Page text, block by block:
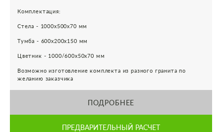
Комплектация:
Стела - 1000х500х70 мм
Тумба - 600х200х150 мм
Цветник - 1000/600х50х70 мм
Возможно изготовление комплекта из разного гранита по
желанию заказчика
ПОДРОБНЕЕ
ПРЕДВАРИТЕЛЬНЫЙ РАСЧЕТ